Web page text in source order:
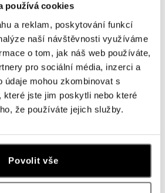
používá cookies
a reklam, poskytování funkcí
naší návštěvnosti využíváme
o tom, jak náš web používáte,
pro sociální média, inzerci a
údaje mohou zkombinovat s
jste jim poskytli nebo které
že používáte jejich služby.
Povolit vše
ALO
Náušnice s diamantem a smaragdy
Shiny Flower
od 96 113 Kč